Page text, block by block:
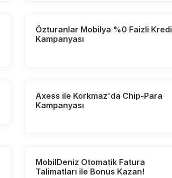
Özturanlar Mobilya %0 Faizli Kredi
Kampanyası
Axess ile Korkmaz'da Chip-Para
Kampanyası
MobilDeniz Otomatik Fatura
Talimatları ile Bonus Kazan!